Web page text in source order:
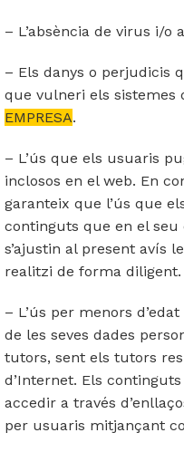
– L’absència de virus i/o
– Els danys o perjudicis
que vulneri els sistemes
EMPRESA.
– L’ús que els usuaris
inclosos en el web. En
garanteix que l’ús que
continguts que en el seu
s’ajustin al present avís
realitzi de forma diligent.
– L’ús per menors
de les seves dades
tutors, sent els tutors
d’Internet. Els
accedir a través
per usuaris mitjançant